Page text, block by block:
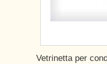
Vetrinetta per